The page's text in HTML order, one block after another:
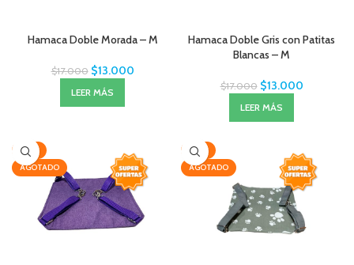
Hamaca Doble Morada – M
$17.000 $13.000
LEER MÁS
Hamaca Doble Gris con Patitas
Blancas – M
$17.000 $13.000
LEER MÁS
-25%
AGOTADO
-25%
AGOTADO